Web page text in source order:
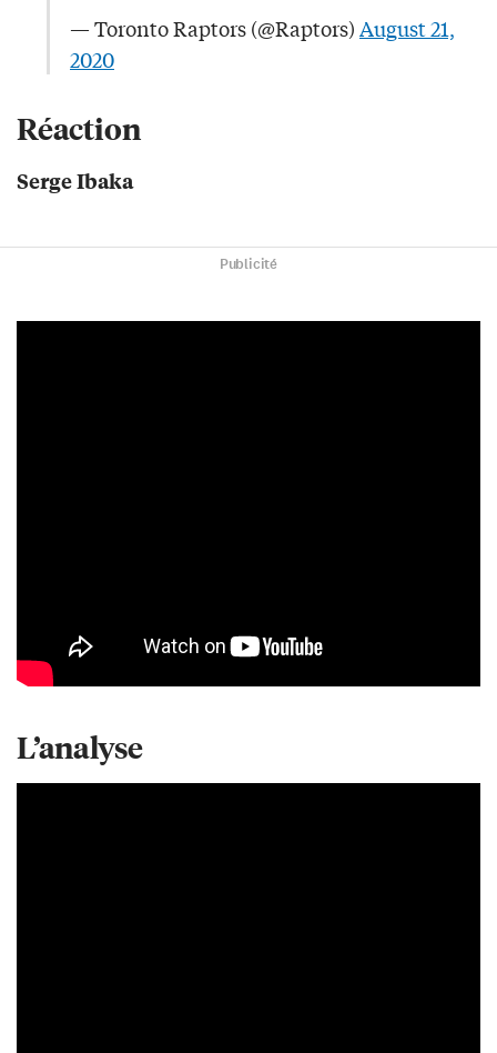
— Toronto Raptors (@Raptors)August 21,
2020
Réaction
Serge Ibaka
Publicité
L’analyse